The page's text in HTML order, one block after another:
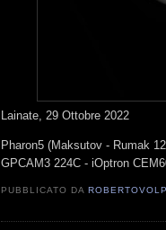
Lainate, 29 Ottobre 2022
Pharon5 (Maksutov - Rumak
GPCAM3 224C - iOptron
PUBBLICATO DA